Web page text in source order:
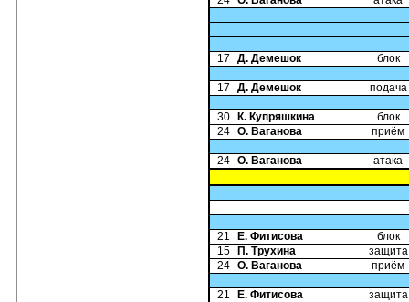
17 Д. Демешок блок
17 Д. Демешок подача
30 К. Купряшкина
блок
24 О. Ваганова приём
24 О. Ваганова атака
21 Е. Фитисова
блок
15
П. Трухина
защита
24 О. Ваганова приём
21 Е. Фитисова защита